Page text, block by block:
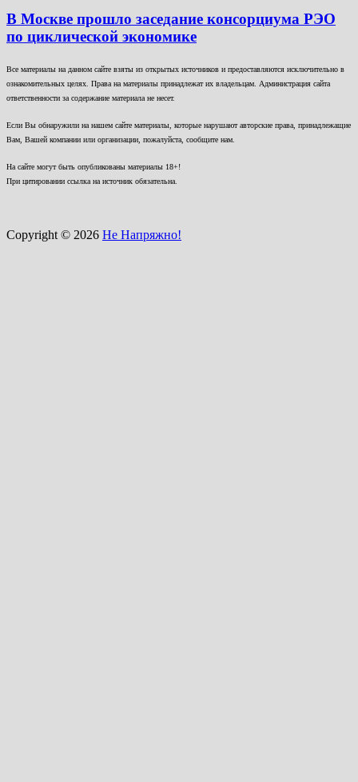
В Москве прошло заседание консорциума РЭО
по циклической экономике
Все материалы на данном сайте взяты из открытых источников и предоставляются исключительно в
ознакомительных целях. Права на материалы принадлежат их владельцам. Администрация сайта
ответственности за содержание материала не несет.
Если Вы обнаружили на нашем сайте материалы, которые нарушают авторские права, принадлежащие
Вам, Вашей компании или организации, пожалуйста, сообщите нам.
На сайте могут быть опубликованы материалы 18+!
При цитировании ссылка на источник обязательна.
Copyright © 2026 Не Напряжно!